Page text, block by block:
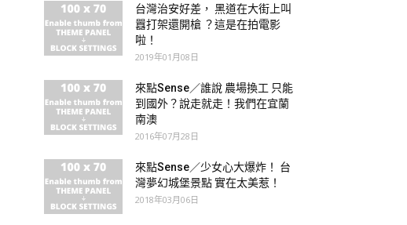
台灣治安好差， 黑道在大街上叫
囂打架還開槍 ？這是在拍電影
啦！
2019年01月08日
來點Sense／誰說 農場換工 只能
到國外？說走就走！我們在宜蘭
南澳
2016年07月28日
來點Sense／少女心大爆炸！ 台
灣夢幻城堡景點 實在太美惹！
2018年03月06日